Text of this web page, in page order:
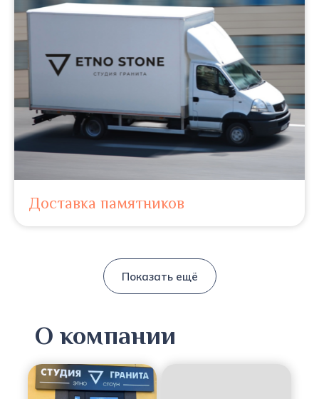
Доставка памятников
Показать ещё
О компании